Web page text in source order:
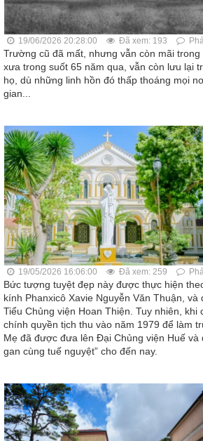
19/06/2026 20:28:00 Đã xem: 193
Trường cũ đã mất, nhưng vẫn còn mãi
xưa trong suốt 65 năm qua, vẫn còn lưu lại
họ, dù những linh hồn đó thấp thoáng mọi
gian...
19/05/2026 16:06:00 Đã xem: 259
Bức tượng tuyệt đẹp này được thực hiện
kính Phanxicô Xavie Nguyễn Văn Thuận,
Tiểu Chủng viện Hoan Thiện. Tuy nhiên, khi
chính quyền tịch thu vào năm 1979 để làm
Mẹ đã được đưa lên Đại Chủng viện Huế và
gan cùng tuế nguyệt” cho đến nay.